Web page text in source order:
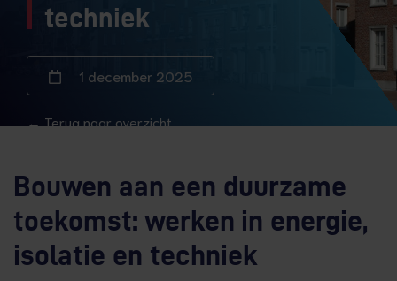
techniek
1 december 2025
← Terug naar overzicht
Bouwen aan een duurzame
toekomst: werken in energie,
isolatie en techniek